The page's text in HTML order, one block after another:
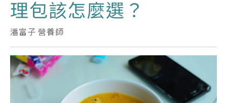
理包該怎麼選？
潘富子 營養師